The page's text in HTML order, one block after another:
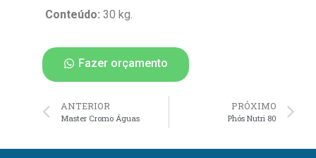
Conteúdo: 30 kg.
Fazer orçamento
ANTERIOR
Master Cromo Águas
PRÓXIMO
Phós Nutri 80